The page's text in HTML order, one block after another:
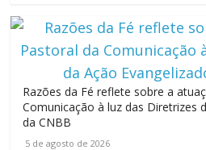
Razões da Fé reflete sobre a
Comunicação à luz das Diretrizes
da CNBB
5 de agosto de 2026